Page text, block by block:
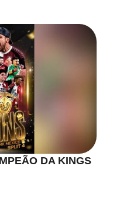
DA KINGS